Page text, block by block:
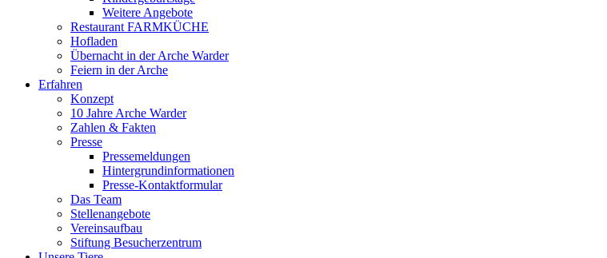
Weitere Angebote
Restaurant FARMKÜCHE
Hofladen
Übernacht in der Arche Warder
Feiern in der Arche
Erfahren
Konzept
10 Jahre Arche Warder
Zahlen & Fakten
Presse
Pressemeldungen
Hintergrundinformationen
Presse-Kontaktformular
Das Team
Stellenangebote
Vereinsaufbau
Stiftung Besucherzentrum